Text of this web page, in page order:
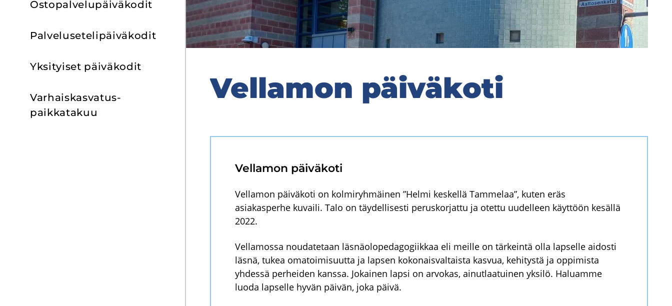
Os­to­pal­ve­lu­päi­vä­ko­dit
Pal­ve­luse­te­li­päi­vä­ko­dit
Yk­si­tyi­set päi­vä­ko­dit
Varhaiskasvatus­
paikkatakuu
Vel­la­mon päi­vä­ko­ti
Vel­la­mon päi­vä­ko­ti
Vellamon päiväkoti on kolmiryhmäinen ”Helmi keskellä Tammelaa”, kuten eräs
asiakasperhe kuvaili. Talo on täydellisesti peruskorjattu ja otettu uudelleen käyttöön kesällä
2022.
Vellamossa noudatetaan läsnäolopedagogiikkaa eli meille on tärkeintä olla lapselle aidosti
läsnä, tukea omatoimisuutta ja lapsen kokonaisvaltaista kasvua, kehitystä ja oppimista
yhdessä perheiden kanssa. Jokainen lapsi on arvokas, ainutlaatuinen yksilö. Haluamme
luoda lapselle hyvän päivän, joka päivä.